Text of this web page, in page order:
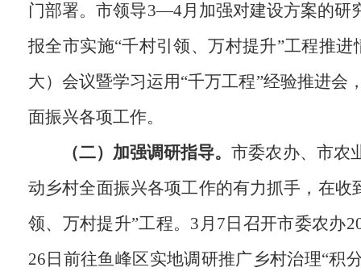
门部署。市领导3—4月加强对建设方案的研
报全市实施“千村引领、万村提升”工程推
大）会议暨学习运用“千万工程”经验推进会
面振兴各项工作。
（二）加强调研指导。市委农办、市农
动乡村全面振兴各项工作的有力抓手，在
领、万村提升”工程。3月7日召开市委农办
26日前往鱼峰区实地调研推广乡村治理“积